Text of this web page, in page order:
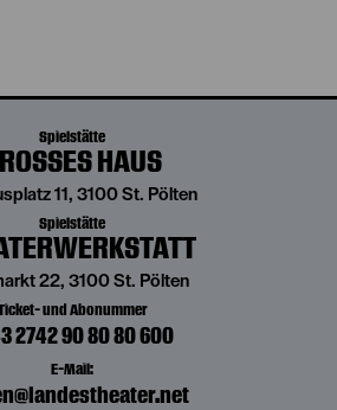
Spielstätte
HAUS
11, 3100 St. Pölten
Spielstätte
22, 3100 St. Pölten
und Abonummer
2742 90 80 80 600
E-Mail: